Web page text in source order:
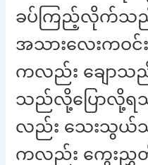
ခပ်ကြည့်လိုက်သည်
အသားလေးကဝင်း
ကလည်း ချောသ
သည်လို့ပြောလို့ရ
လည်း သေးသွယ်
ကလည်း ကွေးညွှတ်